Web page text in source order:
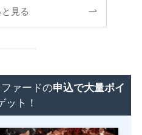
と見る
ァードの申込で大量ポイ
ット！